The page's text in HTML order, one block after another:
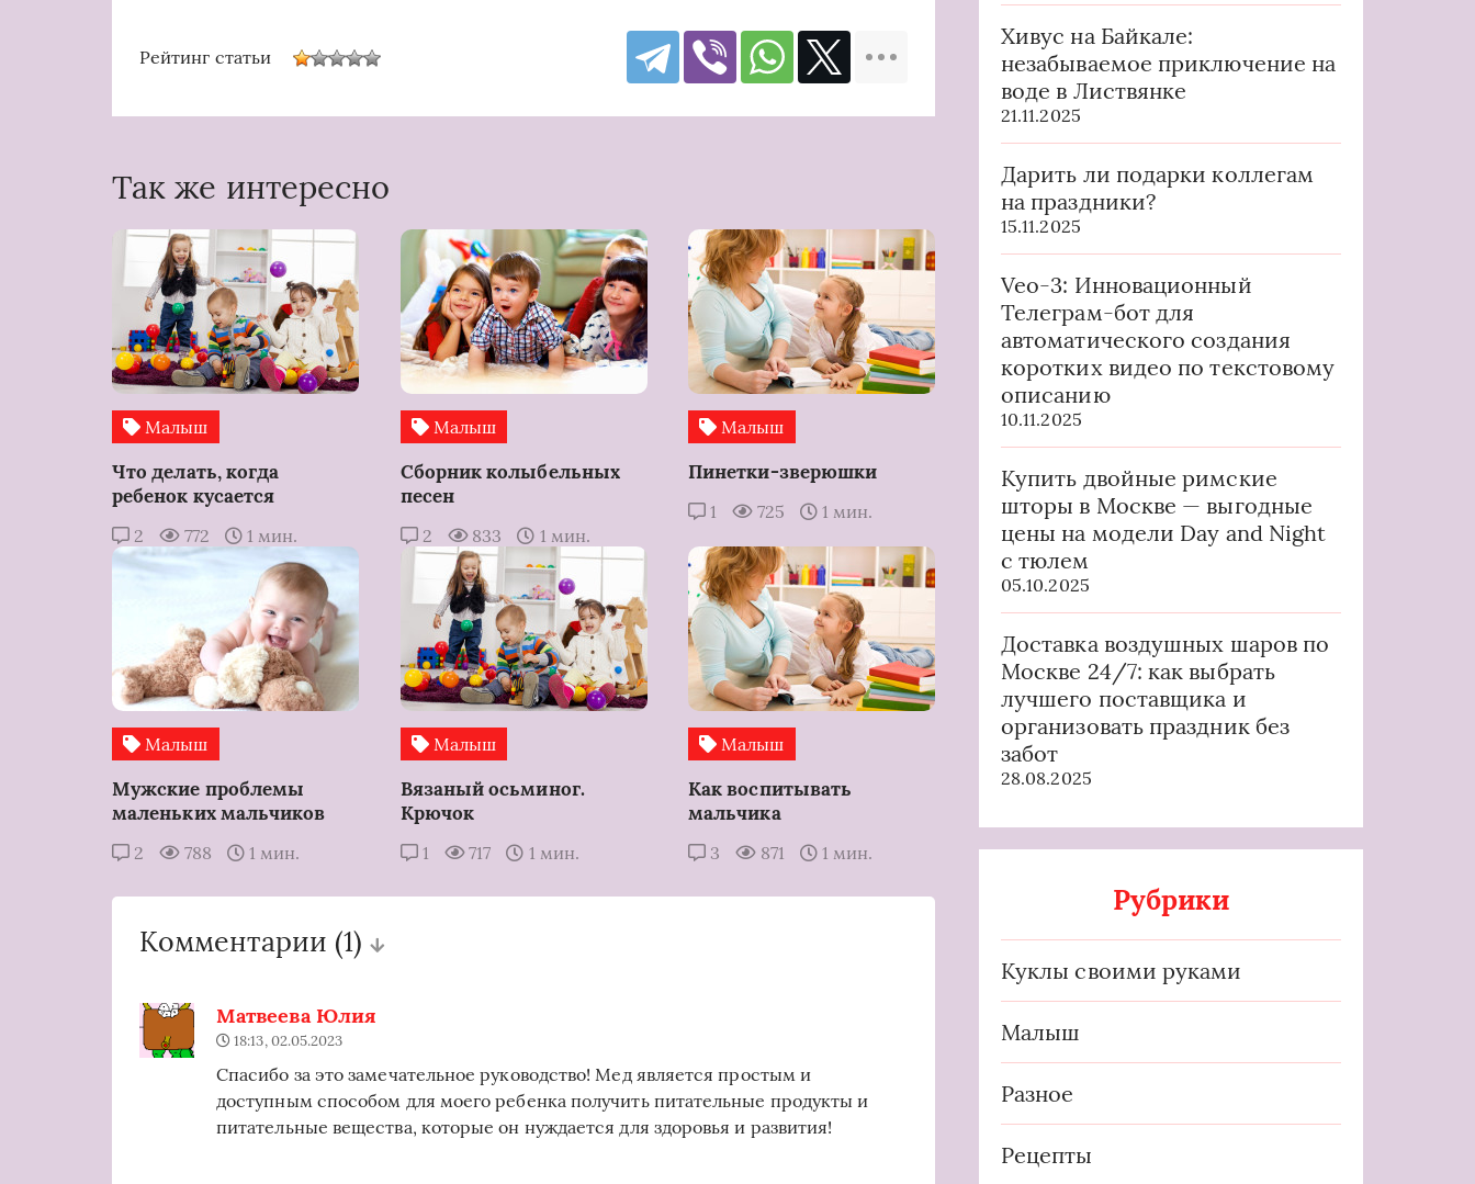
Рейтинг статьи
Так же интересно
Малыш
Что делать, когда
ребенок кусается
2 772 1 мин.
Малыш
Сборник колыбельных
песен
2 833 1 мин.
Малыш
Пинетки-зверюшки
1 725 1 мин.
Малыш
Мужские проблемы
маленьких мальчиков
2 788 1 мин.
Малыш
Вязаный осьминог.
Крючок
1 717 1 мин.
Малыш
Как воспитывать
мальчика
3 871 1 мин.
Комментарии (1)
Матвеева Юлия
18:13, 02.05.2023
Спасибо за это замечательное руководство! Мед является простым и
доступным способом для моего ребенка получить питательные продукты и
питательные вещества, которые он нуждается для здоровья и развития!
Хивус на Байкале:
незабываемое приключение на
воде в Листвянке
21.11.2025
Дарить ли подарки коллегам
на праздники?
15.11.2025
Veo-3: Инновационный
Телеграм-бот для
автоматического создания
коротких видео по текстовому
описанию
10.11.2025
Купить двойные римские
шторы в Москве — выгодные
цены на модели Day and Night
с тюлем
05.10.2025
Доставка воздушных шаров по
Москве 24/7: как выбрать
лучшего поставщика и
организовать праздник без
забот
28.08.2025
Рубрики
Куклы своими руками
Малыш
Разное
Рецепты